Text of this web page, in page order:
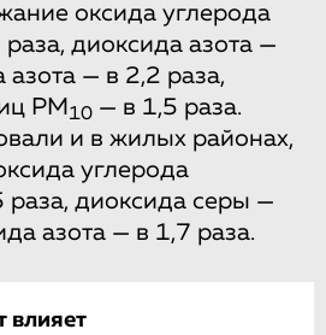
оксида углерода
диоксида азота —
азота — в 2,2 раза,
РМ 10 — в 1,5 раза.
и в жилых районах,
углерода
раза, диоксида серы —
азота — в 1,7 раза.
влияет